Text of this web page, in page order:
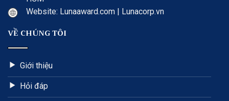
Website: Lunaaward.com | Lunacorp.vn
VỀ CHÚNG TÔI
Giới thiệu
Hỏi đáp